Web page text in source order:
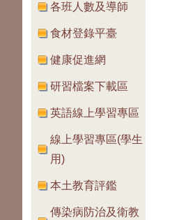
各班人數及導師
食材登錄平臺
健康促進網
研習檔案下載區
英語線上學習專區
線上學習專區(學生
用)
本土教育評鑑
傳染病防治及衛教